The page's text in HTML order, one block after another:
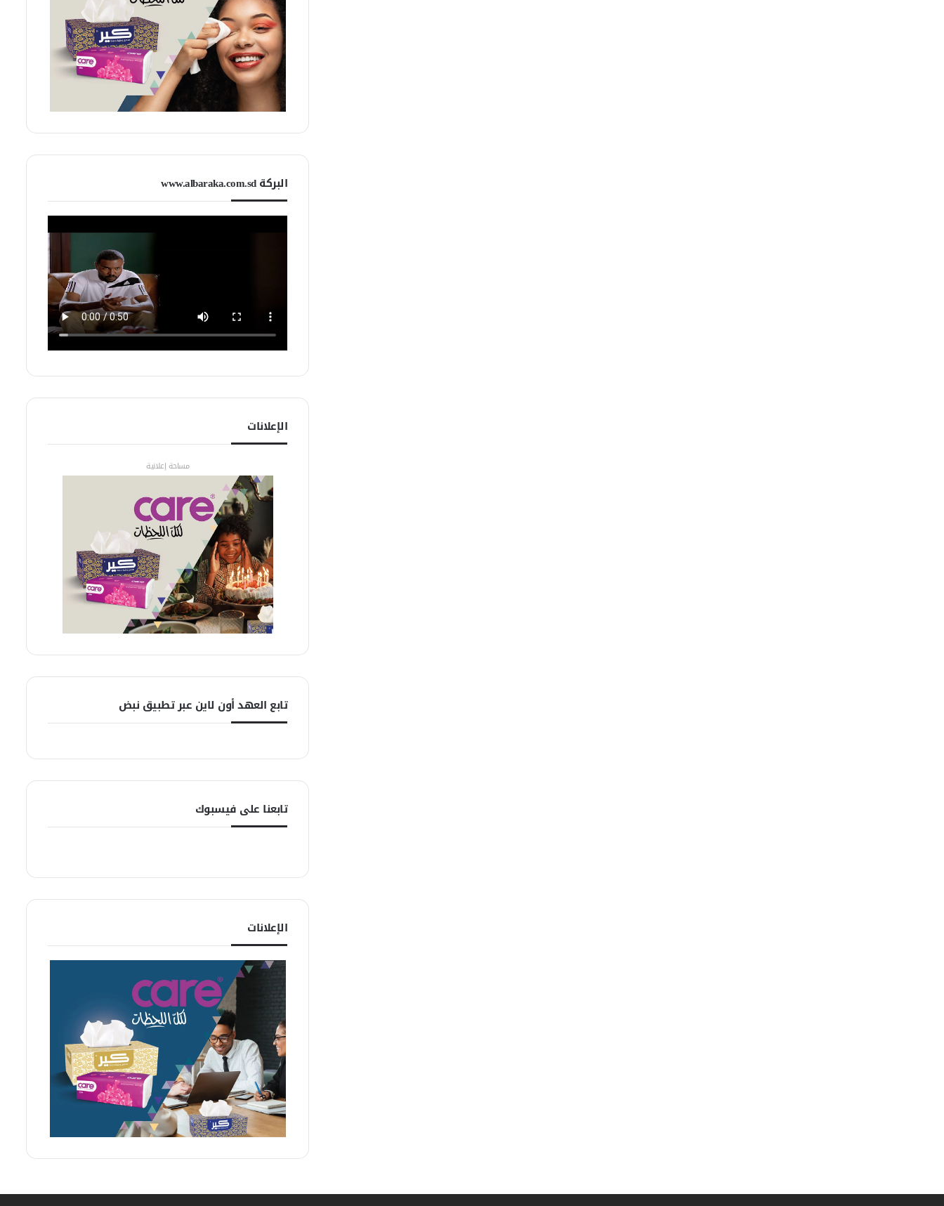
البركة www.albaraka.com.sd
الإعلانات
مساحة إعلانية
تابع العهد أون لاين عبر تطبيق نبض
تابعنا على فيسبوك
الإعلانات